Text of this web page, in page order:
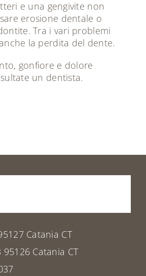
e una gengivite non
erosione dentale o
Tra i vari problemi
la perdita del dente.
gonfiore e dolore
un dentista.
Catania CT
95126 Catania CT